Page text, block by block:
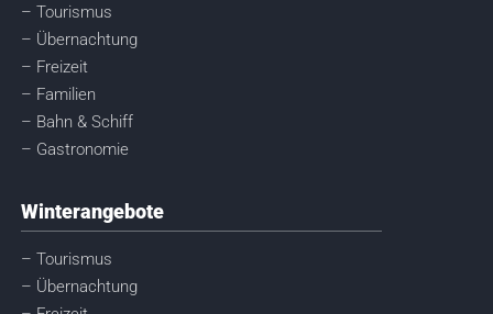
– Tourismus
– Übernachtung
– Freizeit
– Familien
– Bahn & Schiff
– Gastronomie
Winterangebote
– Tourismus
– Übernachtung